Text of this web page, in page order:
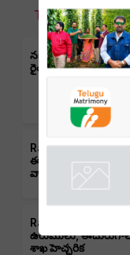
Top Stories
నకిలీ విత్తనాలు అమ్మితే ఆ
రైతుల భద్రతకు సీఎం
Rain Alert:
ఈదురుగాలులు,
వాతావరణ శాఖ హెచ్చరిక
Rain Alert :
ఉరుములు,
శాఖ హెచ్చరిక